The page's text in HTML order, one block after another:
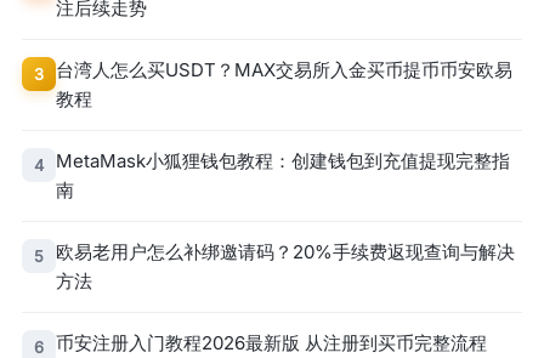
注后续走势
3
台湾人怎么买USDT？MAX交易所入金买币提币币安欧易
教程
4
MetaMask小狐狸钱包教程：创建钱包到充值提现完整指
南
5
欧易老用户怎么补绑邀请码？20%手续费返现查询与解决
方法
6
币安注册入门教程2026最新版 从注册到买币完整流程